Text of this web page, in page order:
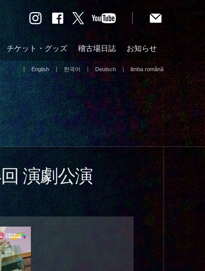
チケット・グッズ 稽古場日誌 お知らせ
English 한국어 Deutsch limba română
回 演劇公演